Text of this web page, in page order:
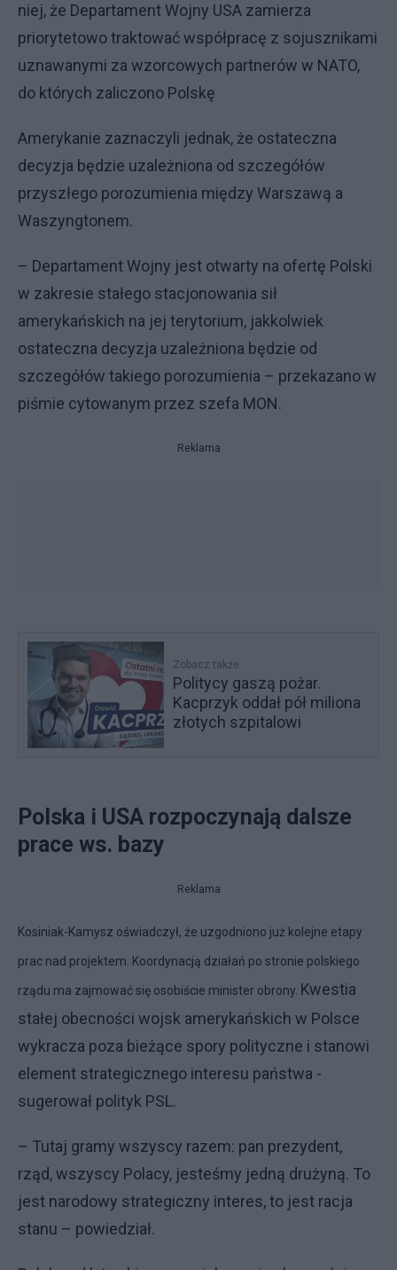
niej, że Departament Wojny USA zamierza
priorytetowo traktować współpracę z sojusznikami
uznawanymi za wzorcowych partnerów w NATO,
do których zaliczono Polskę
Amerykanie zaznaczyli jednak, że ostateczna
decyzja będzie uzależniona od szczegółów
przyszłego porozumienia między Warszawą a
Waszyngtonem.
– Departament Wojny jest otwarty na ofertę Polski
w zakresie stałego stacjonowania sił
amerykańskich na jej terytorium, jakkolwiek
ostateczna decyzja uzależniona będzie od
szczegółów takiego porozumienia – przekazano w
piśmie cytowanym przez szefa MON.
Reklama
Zobacz także
Politycy gaszą pożar.
Kacprzyk oddał pół miliona
złotych szpitalowi
Polska i USA rozpoczynają dalsze
prace ws. bazy
Reklama
Kosiniak-Kamysz oświadczył, że uzgodniono już kolejne etapy
prac nad projektem. Koordynacją działań po stronie polskiego
rządu ma zajmować się osobiście minister obrony. Kwestia
stałej obecności wojsk amerykańskich w Polsce
wykracza poza bieżące spory polityczne i stanowi
element strategicznego interesu państwa -
sugerował polityk PSL.
– Tutaj gramy wszyscy razem: pan prezydent,
rząd, wszyscy Polacy, jesteśmy jedną drużyną. To
jest narodowy strategiczny interes, to jest racja
stanu – powiedział.